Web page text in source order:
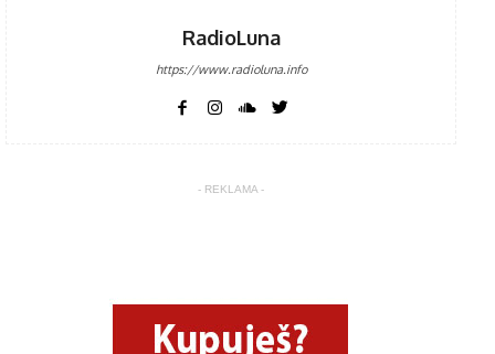
RadioLuna
https://www.radioluna.info
- REKLAMA -